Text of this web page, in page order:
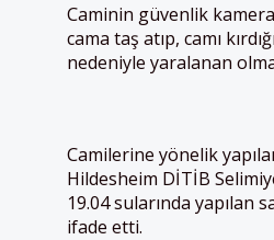
Caminin güvenlik
cama taş atıp, camı
nedeniyle yaralanan
Camilerine yönelik
Hildesheim DİTİB
19.04 sularında yapılan
ifade etti.